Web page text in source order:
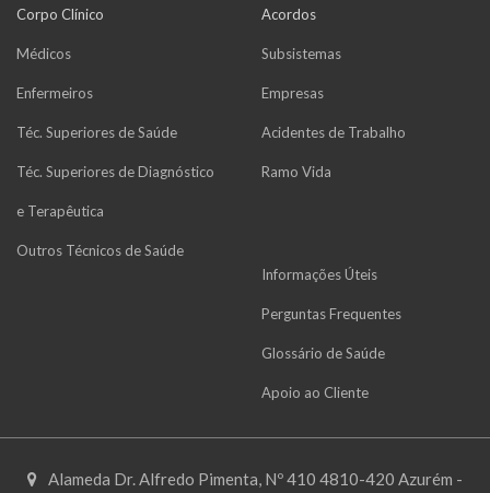
Corpo Clínico
Médicos
Enfermeiros
Téc. Superiores de Saúde
Téc. Superiores de Diagnóstico
e Terapêutica
Outros Técnicos de Saúde
Acordos
Subsistemas
Empresas
Acidentes de Trabalho
Ramo Vida
Informações Úteis
Perguntas Frequentes
Glossário de Saúde
Apoio ao Cliente
Alameda Dr. Alfredo Pimenta, Nº 410 4810-420 Azurém -